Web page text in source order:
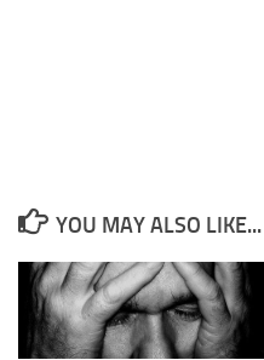
YOU MAY ALSO LIKE...